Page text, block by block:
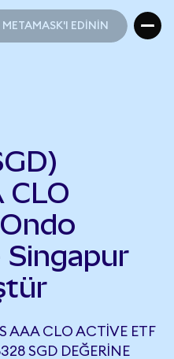
METAMASK'I EDİNİN
CLO
Singapur
AAA CLO ACTIVE ETF
SGD DEĞERINE